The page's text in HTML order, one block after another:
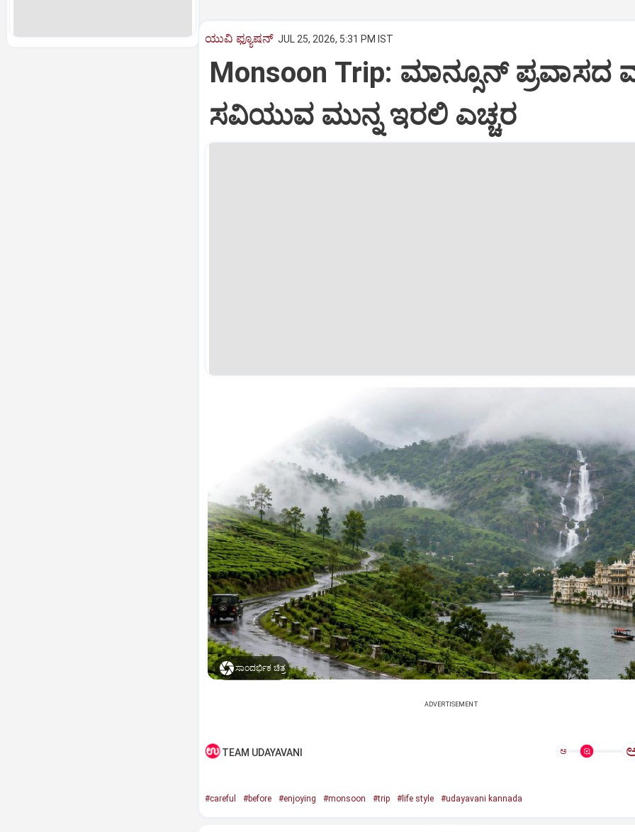
ಯುವಿ ಫ್ಯೂಷನ್ JUL 25, 2026, 5:31 PM IST
Monsoon Trip: ಮಾನ್ಸೂನ್‌ ಪ್ರವಾಸದ
ಸವಿಯುವ ಮುನ್ನ ಇರಲಿ ಎಚ್ಚರ
ಸಾಂದರ್ಭಿಕ ಚಿತ್ರ
ADVERTISEMENT
TEAM UDAYAVANI ಅ
#careful #before #enjoying #monsoon #trip #life style #udayavani kannada